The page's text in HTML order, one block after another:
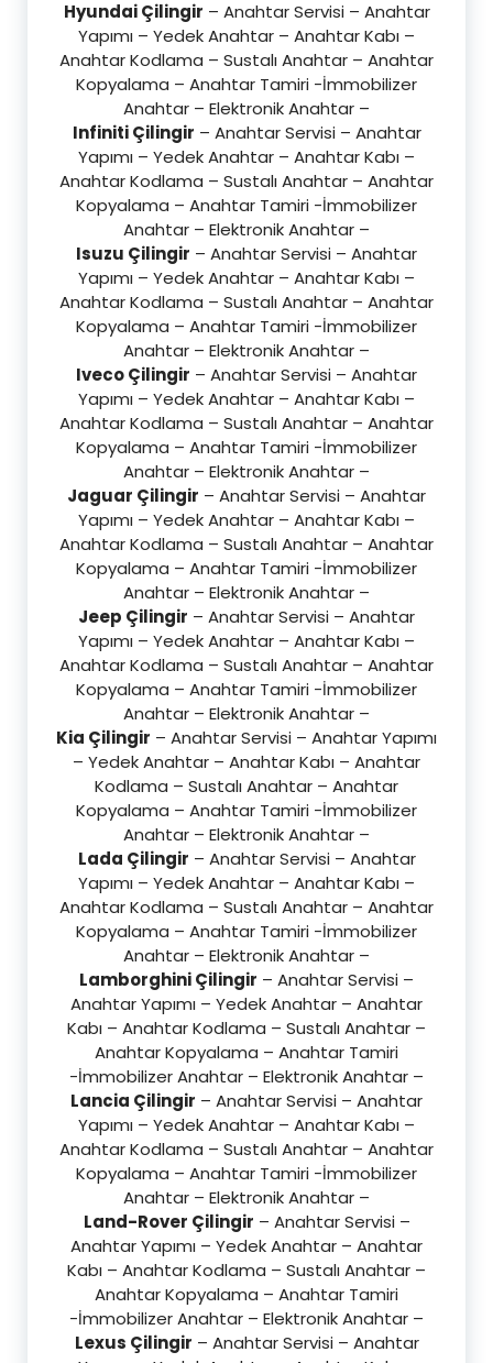
Hyundai Çilingir – Anahtar Servisi – Anahtar
Yapımı – Yedek Anahtar – Anahtar Kabı –
Anahtar Kodlama – Sustalı Anahtar – Anahtar
Kopyalama – Anahtar Tamiri -İmmobilizer
Anahtar – Elektronik Anahtar –
Infiniti Çilingir – Anahtar Servisi – Anahtar
Yapımı – Yedek Anahtar – Anahtar Kabı –
Anahtar Kodlama – Sustalı Anahtar – Anahtar
Kopyalama – Anahtar Tamiri -İmmobilizer
Anahtar – Elektronik Anahtar –
Isuzu Çilingir – Anahtar Servisi – Anahtar
Yapımı – Yedek Anahtar – Anahtar Kabı –
Anahtar Kodlama – Sustalı Anahtar – Anahtar
Kopyalama – Anahtar Tamiri -İmmobilizer
Anahtar – Elektronik Anahtar –
Iveco Çilingir – Anahtar Servisi – Anahtar
Yapımı – Yedek Anahtar – Anahtar Kabı –
Anahtar Kodlama – Sustalı Anahtar – Anahtar
Kopyalama – Anahtar Tamiri -İmmobilizer
Anahtar – Elektronik Anahtar –
Jaguar Çilingir – Anahtar Servisi – Anahtar
Yapımı – Yedek Anahtar – Anahtar Kabı –
Anahtar Kodlama – Sustalı Anahtar – Anahtar
Kopyalama – Anahtar Tamiri -İmmobilizer
Anahtar – Elektronik Anahtar –
Jeep Çilingir – Anahtar Servisi – Anahtar
Yapımı – Yedek Anahtar – Anahtar Kabı –
Anahtar Kodlama – Sustalı Anahtar – Anahtar
Kopyalama – Anahtar Tamiri -İmmobilizer
Anahtar – Elektronik Anahtar –
Kia Çilingir – Anahtar Servisi – Anahtar Yapımı
– Yedek Anahtar – Anahtar Kabı – Anahtar
Kodlama – Sustalı Anahtar – Anahtar
Kopyalama – Anahtar Tamiri -İmmobilizer
Anahtar – Elektronik Anahtar –
Lada Çilingir – Anahtar Servisi – Anahtar
Yapımı – Yedek Anahtar – Anahtar Kabı –
Anahtar Kodlama – Sustalı Anahtar – Anahtar
Kopyalama – Anahtar Tamiri -İmmobilizer
Anahtar – Elektronik Anahtar –
Lamborghini Çilingir – Anahtar Servisi –
Anahtar Yapımı – Yedek Anahtar – Anahtar
Kabı – Anahtar Kodlama – Sustalı Anahtar –
Anahtar Kopyalama – Anahtar Tamiri
-İmmobilizer Anahtar – Elektronik Anahtar –
Lancia Çilingir – Anahtar Servisi – Anahtar
Yapımı – Yedek Anahtar – Anahtar Kabı –
Anahtar Kodlama – Sustalı Anahtar – Anahtar
Kopyalama – Anahtar Tamiri -İmmobilizer
Anahtar – Elektronik Anahtar –
Land-Rover Çilingir – Anahtar Servisi –
Anahtar Yapımı – Yedek Anahtar – Anahtar
Kabı – Anahtar Kodlama – Sustalı Anahtar –
Anahtar Kopyalama – Anahtar Tamiri
-İmmobilizer Anahtar – Elektronik Anahtar –
Lexus Çilingir – Anahtar Servisi – Anahtar